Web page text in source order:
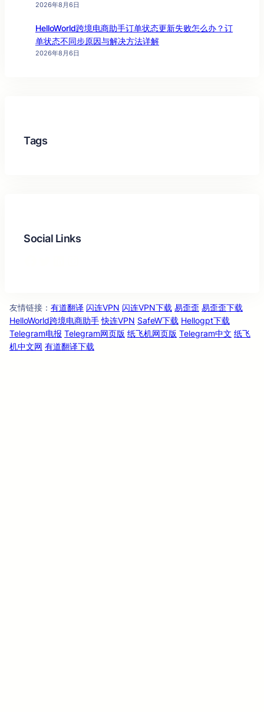
2026年8月6日
HelloWorld跨境电商助手订单状态更新失败怎么办？订
单状态不同步原因与解决方法详解
2026年8月6日
Tags
Social Links
友情链接 ： 有道翻译 闪连VPN 闪连VPN下载 易歪歪 易歪歪下载
HelloWorld跨境电商助手 快连VPN SafeW下载 Hellogpt下载
Telegram电报 Telegram网页版 纸飞机网页版 Telegram中文 纸飞
机中文网 有道翻译下载